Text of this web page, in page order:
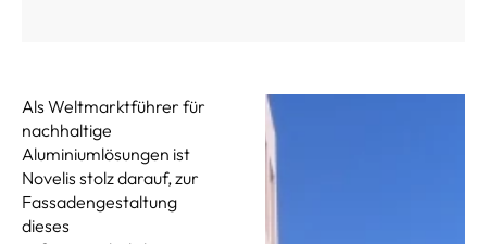
Als Weltmarktführer für
nachhaltige
Aluminiumlösungen ist
Novelis stolz darauf, zur
Fassadengestaltung
dieses